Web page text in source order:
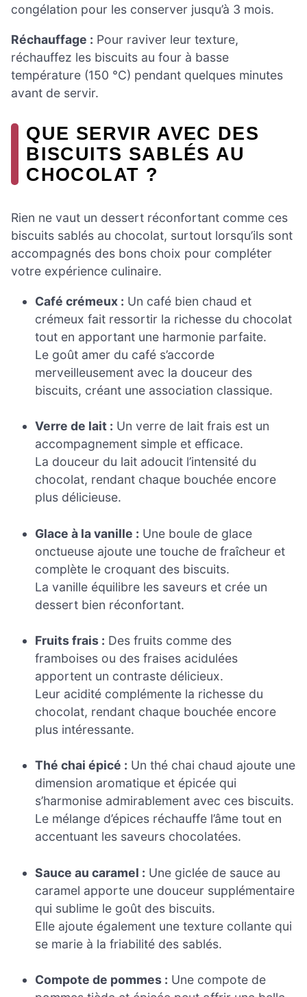
congélation pour les conserver jusqu’à 3 mois.
Réchauffage : Pour raviver leur texture,
réchauffez les biscuits au four à basse
température (150 °C) pendant quelques minutes
avant de servir.
QUE SERVIR AVEC DES
BISCUITS SABLÉS AU
CHOCOLAT ?
Rien ne vaut un dessert réconfortant comme ces
biscuits sablés au chocolat, surtout lorsqu’ils sont
accompagnés des bons choix pour compléter
votre expérience culinaire.
Café crémeux : Un café bien chaud et
crémeux fait ressortir la richesse du chocolat
tout en apportant une harmonie parfaite.
Le goût amer du café s’accorde
merveilleusement avec la douceur des
biscuits, créant une association classique.
Verre de lait : Un verre de lait frais est un
accompagnement simple et efficace.
La douceur du lait adoucit l’intensité du
chocolat, rendant chaque bouchée encore
plus délicieuse.
Glace à la vanille : Une boule de glace
onctueuse ajoute une touche de fraîcheur et
complète le croquant des biscuits.
La vanille équilibre les saveurs et crée un
dessert bien réconfortant.
Fruits frais : Des fruits comme des
framboises ou des fraises acidulées
apportent un contraste délicieux.
Leur acidité complémente la richesse du
chocolat, rendant chaque bouchée encore
plus intéressante.
Thé chai épicé : Un thé chai chaud ajoute une
dimension aromatique et épicée qui
s’harmonise admirablement avec ces biscuits.
Le mélange d’épices réchauffe l’âme tout en
accentuant les saveurs chocolatées.
Sauce au caramel : Une giclée de sauce au
caramel apporte une douceur supplémentaire
qui sublime le goût des biscuits.
Elle ajoute également une texture collante qui
se marie à la friabilité des sablés.
Compote de pommes : Une compote de